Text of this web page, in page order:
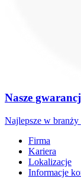
Nasze
Najlepsze w
Firma
Kariera
Lokalizacje
Informacje